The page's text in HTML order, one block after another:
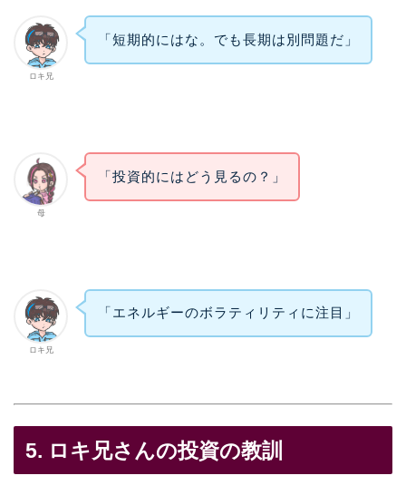
ロキ兄
「短期的にはな。でも長期は別問題だ」
母
「投資的にはどう見るの？」
ロキ兄
「エネルギーのボラティリティに注目」
5. ロキ兄さんの投資の教訓